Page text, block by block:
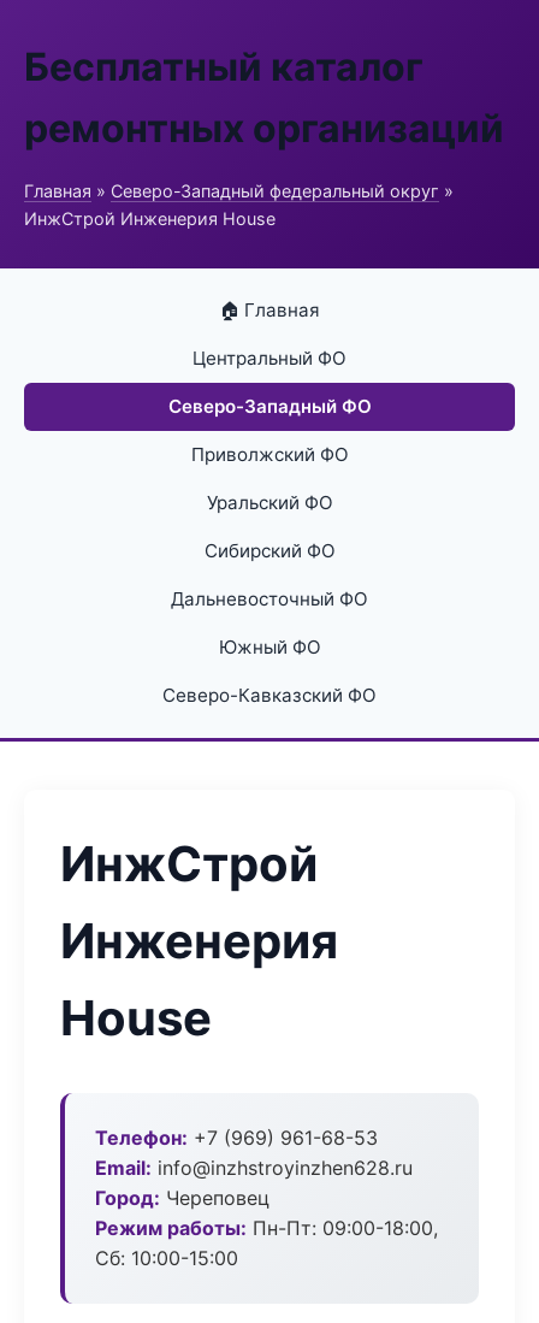
Бесплатный каталог
ремонтных организаций
Главная » Северо-Западный федеральный округ »
ИнжСтрой Инженерия House
🏠 Главная
Центральный ФО
Северо-Западный ФО
Приволжский ФО
Уральский ФО
Сибирский ФО
Дальневосточный ФО
Южный ФО
Северо-Кавказский ФО
ИнжСтрой
Инженерия
House
Телефон: +7 (969) 961-68-53
Email: info@inzhstroyinzhen628.ru
Город: Череповец
Режим работы: Пн-Пт: 09:00-18:00,
Сб: 10:00-15:00